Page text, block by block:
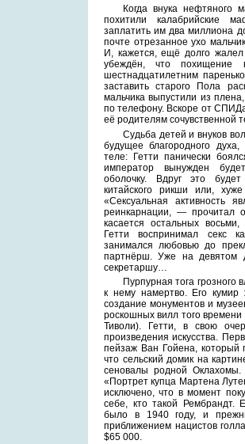
Когда внука нефтяного
похитили калабрийские
заплатить им два миллиона
почте отрезанное ухо
И, кажется, ещё долго
убеждён, что похищение
шестнадцатилетним
заставить старого Пола
мальчика выпустили из
по телефону. Вскоре от
её родителям сочувственной
Судьба детей и внуков
будущее благородного
теле: Гетти панически
император вынужден
оболочку. Вдруг это
китайского рикши или,
«Сексуальная активность
реинкарнации, —
касается остальных
Гетти воспринимал секс
занимался любовью до
партнёрш. Уже на девятом
секретаршу…
Пурпурная тога грозного
к нему намертво. Его кумир
создание монументов и
роскошных вилл того
Тиволи). Гетти, в свою
произведения искусства.
пейзаж Ван Гойена, который
что сельский домик на
сеновалы родной
«Портрет купца Мартена
исключено, что в момент
себе, кто такой Рембрандт.
было в 1940 году, и
приближением нацистов
$65 000.